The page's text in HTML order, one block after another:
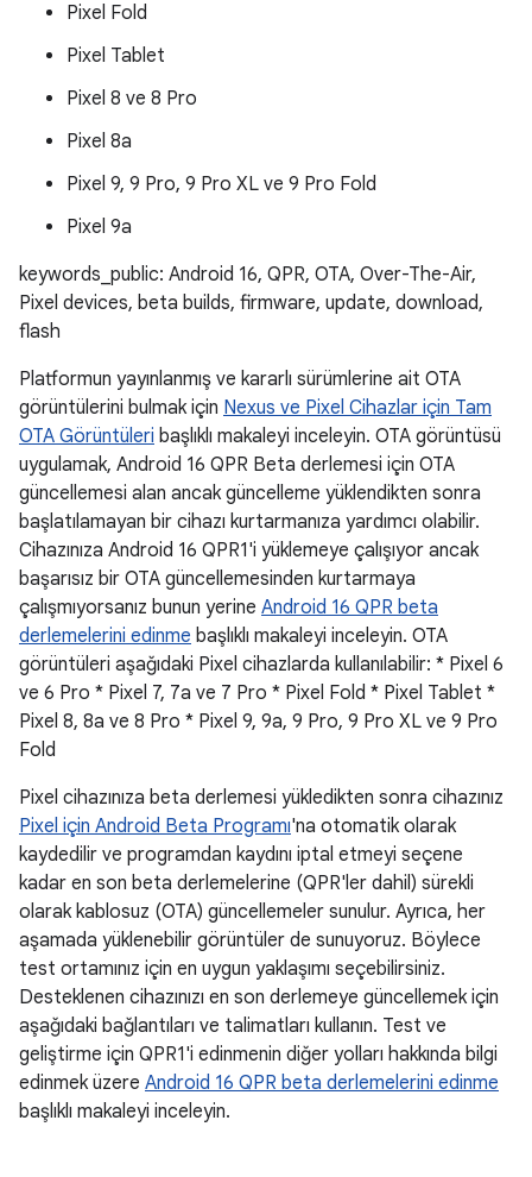
Pixel Fold
Pixel Tablet
Pixel 8 ve 8 Pro
Pixel 8a
Pixel 9, 9 Pro, 9 Pro XL ve 9 Pro Fold
Pixel 9a
keywords_public: Android 16, QPR, OTA, Over-The-Air,
Pixel devices, beta builds, firmware, update, download,
flash
Platformun yayınlanmış ve kararlı sürümlerine ait OTA
görüntülerini bulmak için Nexus ve Pixel Cihazlar için Tam
OTA Görüntüleri başlıklı makaleyi inceleyin. OTA görüntüsü
uygulamak, Android 16 QPR Beta derlemesi için OTA
güncellemesi alan ancak güncelleme yüklendikten sonra
başlatılamayan bir cihazı kurtarmanıza yardımcı olabilir.
Cihazınıza Android 16 QPR1'i yüklemeye çalışıyor ancak
başarısız bir OTA güncellemesinden kurtarmaya
çalışmıyorsanız bunun yerine Android 16 QPR beta
derlemelerini edinme başlıklı makaleyi inceleyin. OTA
görüntüleri aşağıdaki Pixel cihazlarda kullanılabilir: * Pixel 6
ve 6 Pro * Pixel 7, 7a ve 7 Pro * Pixel Fold * Pixel Tablet *
Pixel 8, 8a ve 8 Pro * Pixel 9, 9a, 9 Pro, 9 Pro XL ve 9 Pro
Fold
Pixel cihazınıza beta derlemesi yükledikten sonra cihazınız
Pixel için Android Beta Programı'na otomatik olarak
kaydedilir ve programdan kaydını iptal etmeyi seçene
kadar en son beta derlemelerine (QPR'ler dahil) sürekli
olarak kablosuz (OTA) güncellemeler sunulur. Ayrıca, her
aşamada yüklenebilir görüntüler de sunuyoruz. Böylece
test ortamınız için en uygun yaklaşımı seçebilirsiniz.
Desteklenen cihazınızı en son derlemeye güncellemek için
aşağıdaki bağlantıları ve talimatları kullanın. Test ve
geliştirme için QPR1'i edinmenin diğer yolları hakkında bilgi
edinmek üzere Android 16 QPR beta derlemelerini edinme
başlıklı makaleyi inceleyin.